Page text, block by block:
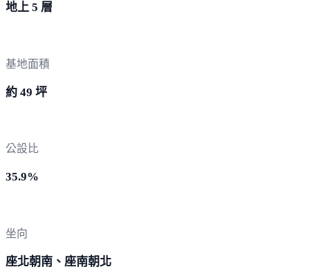
地上 5 層
基地面積
約 49 坪
公設比
35.9%
坐向
座北朝南、座南朝北